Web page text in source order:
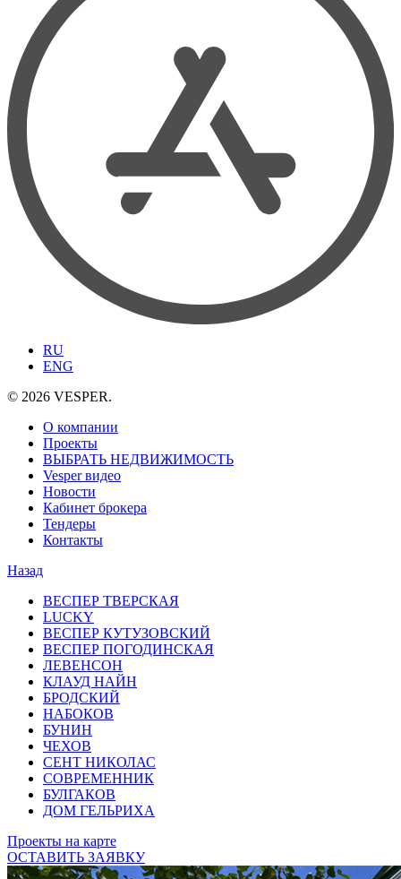
RU
ENG
© 2026 VESPER.
О компании
Проекты
ВЫБРАТЬ НЕДВИЖИМОСТЬ
Vesper видео
Новости
Кабинет брокера
Тендеры
Контакты
Назад
ВЕСПЕР ТВЕРСКАЯ
LUCKY
ВЕСПЕР КУТУЗОВСКИЙ
ВЕСПЕР ПОГОДИНСКАЯ
ЛЕВЕНСОН
КЛАУД НАЙН
БРОДСКИЙ
НАБОКОВ
БУНИН
ЧЕХОВ
СЕНТ НИКОЛАС
СОВРЕМЕННИК
БУЛГАКОВ
ДОМ ГЕЛЬРИХА
Проекты на карте
ОСТАВИТЬ ЗАЯВКУ